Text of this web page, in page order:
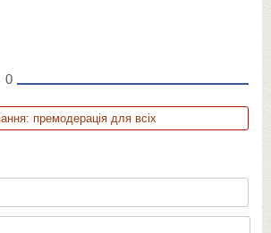
0
премодерація для всіх